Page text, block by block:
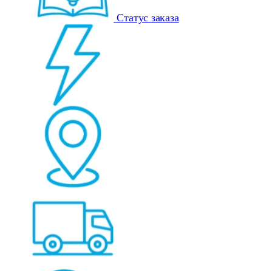
Статус заказа